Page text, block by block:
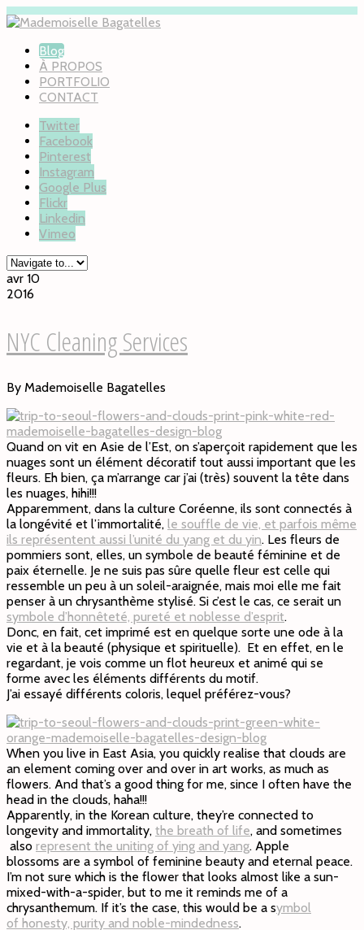
Blog
À PROPOS
PORTFOLIO
CONTACT
Twitter
Facebook
Pinterest
Instagram
Google Plus
Flickr
Linkedin
Vimeo
avr 10
2016
NYC Cleaning Services
By Mademoiselle Bagatelles
Quand on vit en Asie de l’Est, on s’aperçoit rapidement que les
nuages sont un élément décoratif tout aussi important que les
fleurs. Eh bien, ça m’arrange car j’ai (très) souvent la tête dans
les nuages, hihi!!!
Apparemment, dans la culture Coréenne, ils sont connectés à
la longévité et l’immortalité, le souffle de vie, et parfois même
ils représentent aussi l’unité du yang et du yin. Les fleurs de
pommiers sont, elles, un symbole de beauté féminine et de
paix éternelle. Je ne suis pas sûre quelle fleur est celle qui
ressemble un peu à un soleil-araignée, mais moi elle me fait
penser à un chrysanthème stylisé. Si c’est le cas, ce serait un
symbole d’honnêteté, pureté et noblesse d’esprit.
Donc, en fait, cet imprimé est en quelque sorte une ode à la
vie et à la beauté (physique et spirituelle). Et en effet, en le
regardant, je vois comme un flot heureux et animé qui se
forme avec les éléments différents du motif.
J’ai essayé différents coloris, lequel préférez-vous?
When you live in East Asia, you quickly realise that clouds are
an element coming over and over in art works, as much as
flowers. And that’s a good thing for me, since I often have the
head in the clouds, haha!!!
Apparently, in the Korean culture, they’re connected to
longevity and immortality, the breath of life, and sometimes
also represent the uniting of ying and yang. Apple
blossoms are a symbol of feminine beauty and eternal peace.
I’m not sure which is the flower that looks almost like a sun-
mixed-with-a-spider, but to me it reminds me of a
chrysanthemum. If it’s the case, this would be a symbol
of honesty, purity and noble-mindedness.